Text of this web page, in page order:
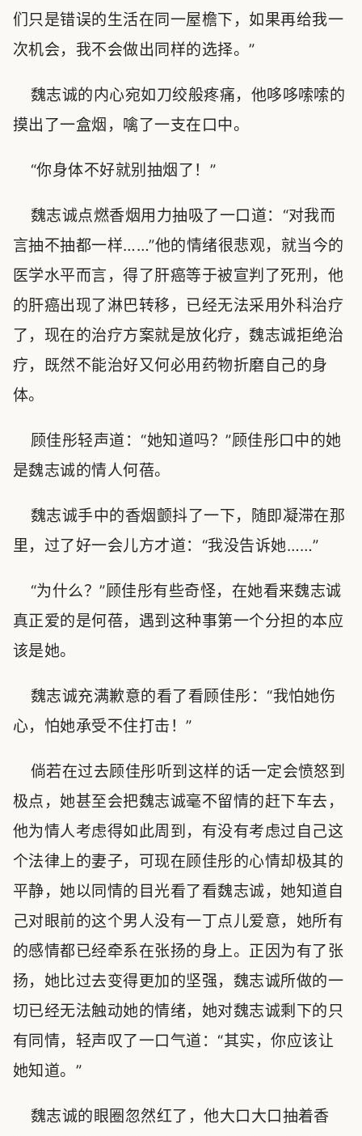
们只是错误的生活在同一屋檐下，如果再给我一
次机会，我不会做出同样的选择。”
魏志诚的内心宛如刀绞般疼痛，他哆哆嗦嗦的
摸出了一盒烟，噙了一支在口中。
“你身体不好就别抽烟了！”
魏志诚点燃香烟用力抽吸了一口道：“对我而
言抽不抽都一样……”他的情绪很悲观，就当今的
医学水平而言，得了肝癌等于被宣判了死刑，他
的肝癌出现了淋巴转移，已经无法采用外科治疗
了，现在的治疗方案就是放化疗，魏志诚拒绝治
疗，既然不能治好又何必用药物折磨自己的身
体。
顾佳彤轻声道：“她知道吗？”顾佳彤口中的她
是魏志诚的情人何蓓。
魏志诚手中的香烟颤抖了一下，随即凝滞在那
里，过了好一会儿方才道：“我没告诉她……”
“为什么？”顾佳彤有些奇怪，在她看来魏志诚
真正爱的是何蓓，遇到这种事第一个分担的本应
该是她。
魏志诚充满歉意的看了看顾佳彤：“我怕她伤
心，怕她承受不住打击！”
倘若在过去顾佳彤听到这样的话一定会愤怒到
极点，她甚至会把魏志诚毫不留情的赶下车去，
他为情人考虑得如此周到，有没有考虑过自己这
个法律上的妻子，可现在顾佳彤的心情却极其的
平静，她以同情的目光看了看魏志诚，她知道自
己对眼前的这个男人没有一丁点儿爱意，她所有
的感情都已经牵系在张扬的身上。正因为有了张
扬，她比过去变得更加的坚强，魏志诚所做的一
切已经无法触动她的情绪，她对魏志诚剩下的只
有同情，轻声叹了一口气道：“其实，你应该让
她知道。”
魏志诚的眼圈忽然红了，他大口大口抽着香